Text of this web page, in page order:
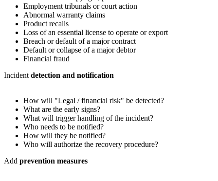
Employment tribunals or court action
Abnormal warranty claims
Product recalls
Loss of an essential license to operate or export
Breach or default of a major contract
Default or collapse of a major debtor
Financial fraud
Incident detection and notification
How will "Legal / financial risk" be detected?
What are the early signs?
What will trigger handling of the incident?
Who needs to be notified?
How will they be notified?
Who will authorize the recovery procedure?
Add prevention measures